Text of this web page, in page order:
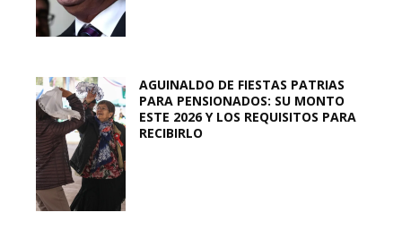
AGUINALDO DE FIESTAS PATRIAS
PARA PENSIONADOS: SU MONTO
ESTE 2026 Y LOS REQUISITOS PARA
RECIBIRLO